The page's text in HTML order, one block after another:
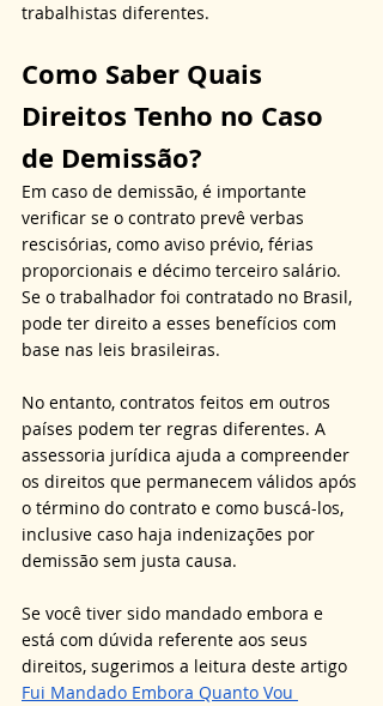
trabalhistas diferentes.
Como Saber Quais
Direitos Tenho no Caso
de Demissão?
Em caso de demissão, é importante
verificar se o contrato prevê verbas
rescisórias, como aviso prévio, férias
proporcionais e décimo terceiro salário.
Se o trabalhador foi contratado no Brasil,
pode ter direito a esses benefícios com
base nas leis brasileiras.
No entanto, contratos feitos em outros
países podem ter regras diferentes. A
assessoria jurídica ajuda a compreender
os direitos que permanecem válidos após
o término do contrato e como buscá-los,
inclusive caso haja indenizações por
demissão sem justa causa.
Se você tiver sido mandado embora e
está com dúvida referente aos seus
direitos, sugerimos a leitura deste artigo
Fui Mandado Embora Quanto Vou